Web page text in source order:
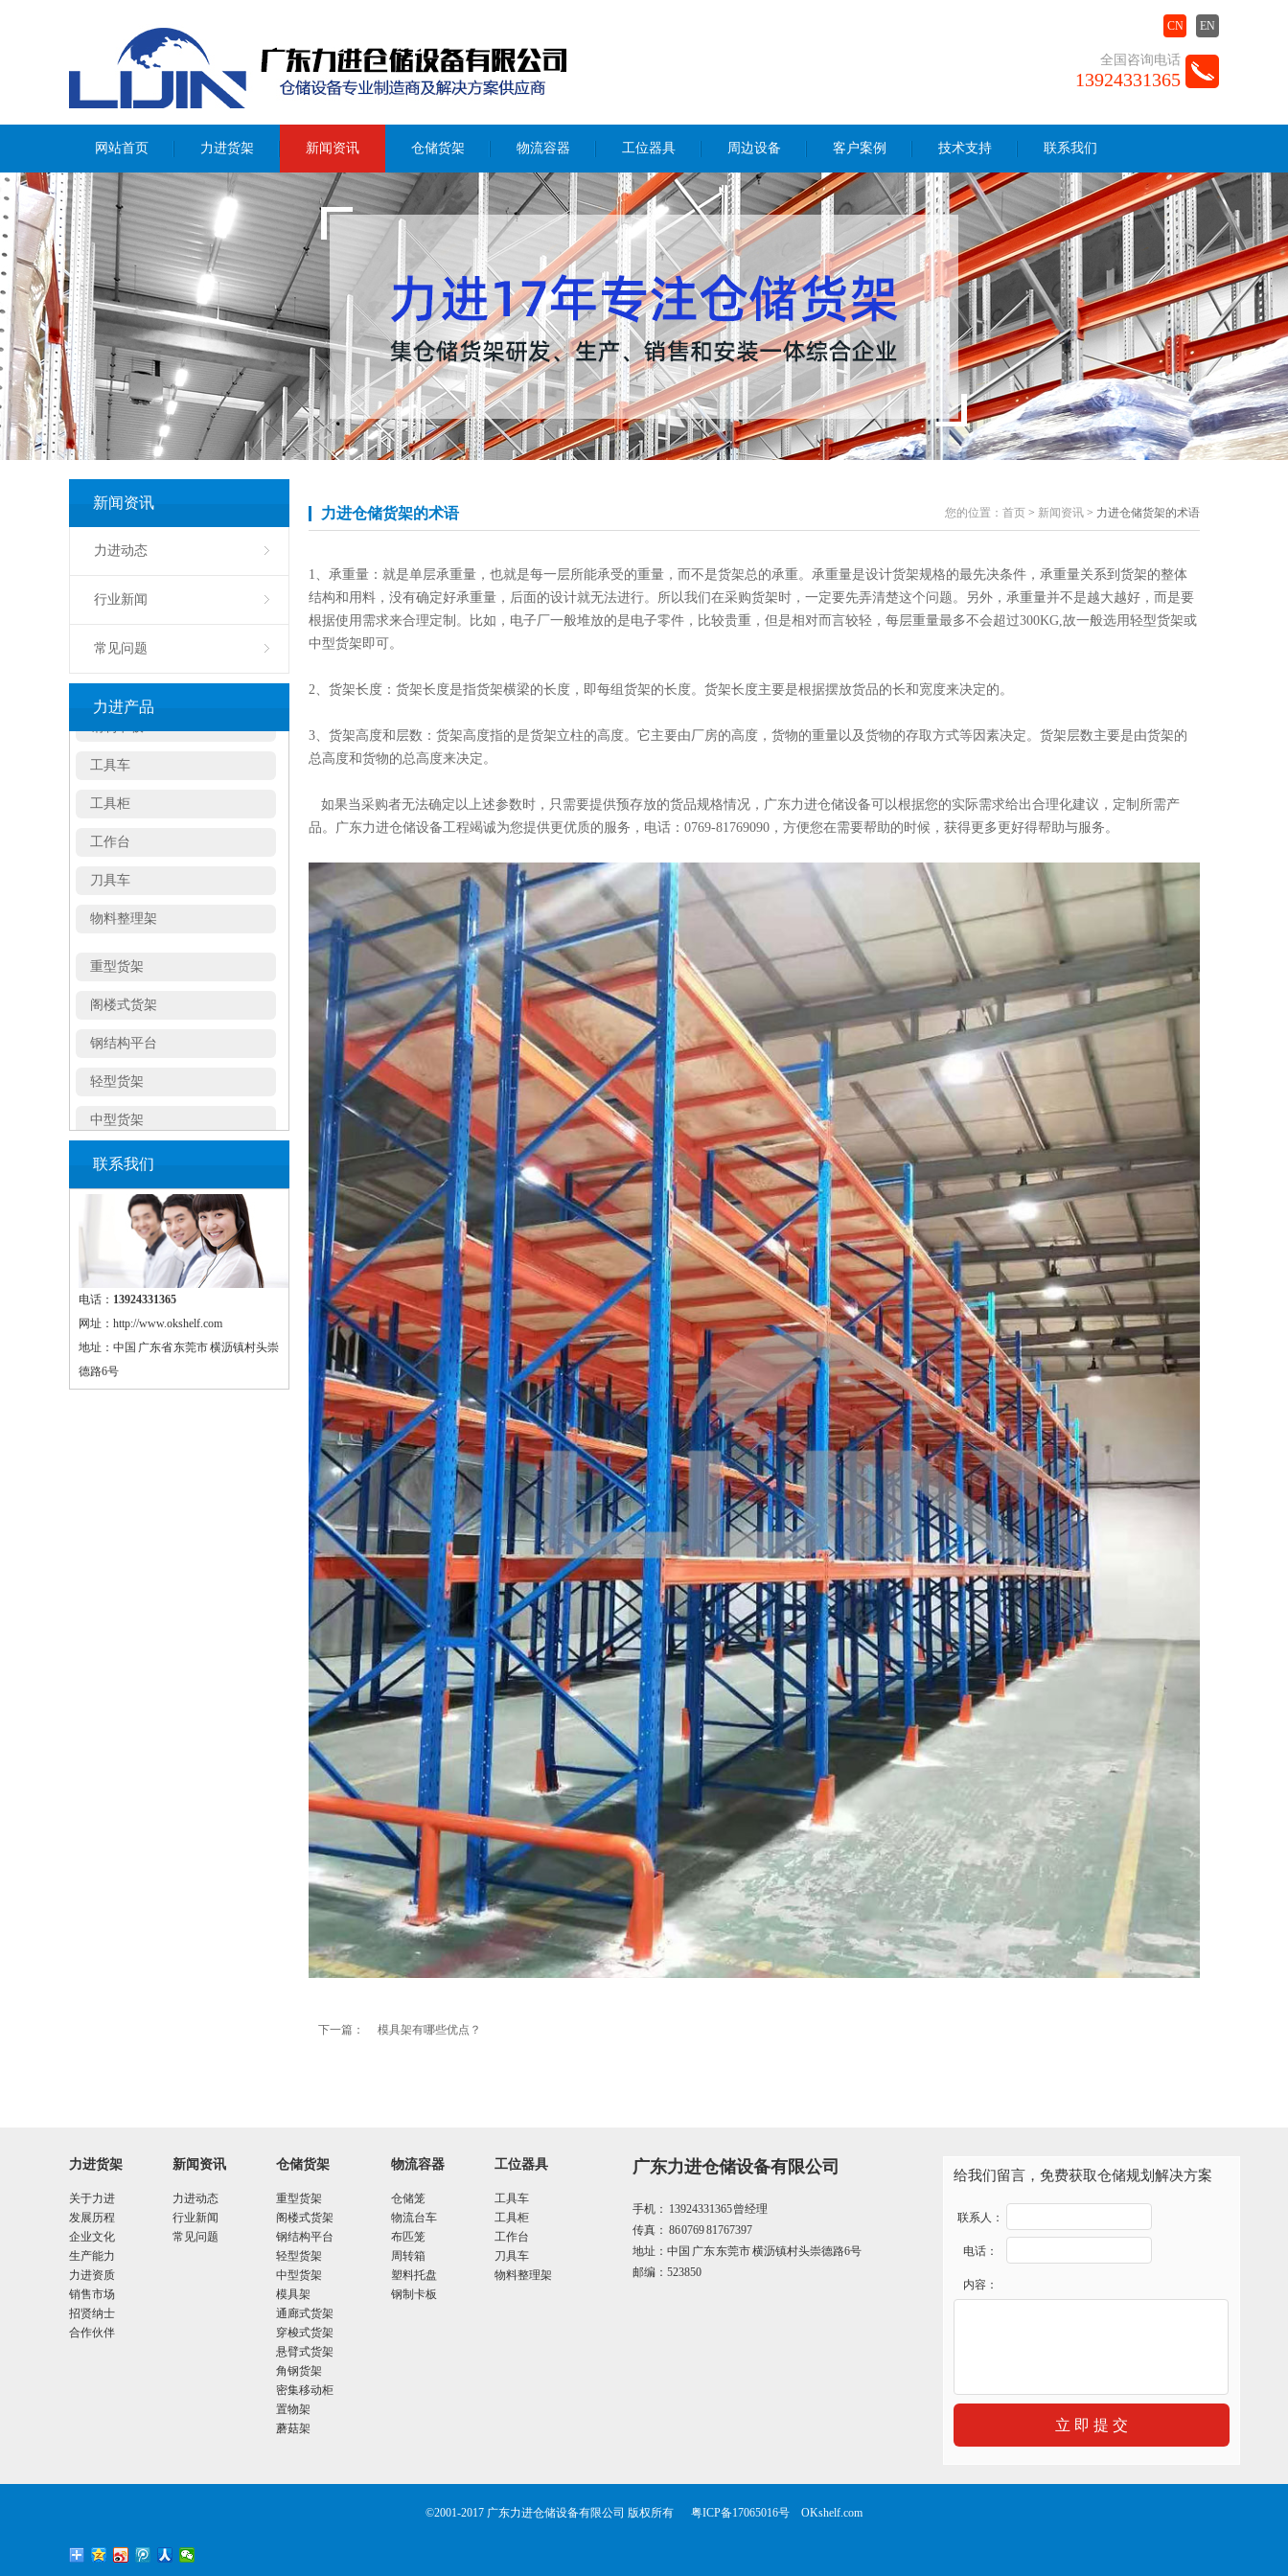
EN
CN
全国咨询电话
13924331365
网站首页 力进货架 新闻资讯 仓储货架 物流容器 工位器具 周边设备 客户案例 技术支持 联系我们
新闻资讯
力进动态
行业新闻
常见问题
力进产品
阁楼式货架
中型货架
模具架
通廊式货架
穿梭式货架
悬臂式货架
角钢货架
密集移动柜
置物架
仓储笼
物流台车
塑料托盘
钢制卡板
工具车
工具柜
工作台
刀具车
物料整理架
阁楼式货架
钢结构平台
轻型货架
中型货架
模具架
通廊式货架
穿梭式货架
悬臂式货架
密集移动柜
置物架
联系我们
电话： 13924331365
网址：http://www.okshelf.com
地址：中国 广东省 东莞市 横沥镇村头崇
德路6号
力进仓储货架的术语 您的位置： 首页 > 新闻资讯 > 力进仓储货架的术语
1、承重量：就是单层承重量，也就是每一层所能承受的重量，而不是货架总的承重。承重量是设计货架规格的最先决条件，承重量关系到货架的整体
结构和用料，没有确定好承重量，后面的设计就无法进行。所以我们在采购货架时，一定要先弄清楚这个问题。另外，承重量并不是越大越好，而是要
根据使用需求来合理定制。比如，电子厂一般堆放的是电子零件，比较贵重，但是相对而言较轻，每层重量最多不会超过300KG,故一般选用轻型货架或
中型货架即可。
2、货架长度：货架长度是指货架横梁的长度，即每组货架的长度。货架长度主要是根据摆放货品的长和宽度来决定的。
3、货架高度和层数：货架高度指的是货架立柱的高度。它主要由厂房的高度，货物的重量以及货物的存取方式等因素决定。货架层数主要是由货架的
总高度和货物的总高度来决定。
如果当采购者无法确定以上述参数时，只需要提供预存放的货品规格情况，广东力进仓储设备可以根据您的实际需求给出合理化建议，定制所需产
品。广东力进仓储设备工程竭诚为您提供更优质的服务，电话：0769-81769090，方便您在需要帮助的时候，获得更多更好得帮助与服务。
下一篇： 模具架有哪些优点？
力进货架
关于力进
发展历程
企业文化
生产能力
力进资质
销售市场
招贤纳士
合作伙伴
新闻资讯
力进动态
行业新闻
常见问题
仓储货架
重型货架
阁楼式货架
钢结构平台
轻型货架
中型货架
模具架
通廊式货架
穿梭式货架
悬臂式货架
角钢货架
密集移动柜
置物架
蘑菇架
物流容器
仓储笼
物流台车
布匹笼
周转箱
塑料托盘
钢制卡板
工位器具
工具车
工具柜
工作台
刀具车
物料整理架
广东力进仓储设备有限公司
手机： 13924331365 曾经理
传真： 86 0769 81767397
地址：中国 广东 东莞市 横沥镇村头崇德路6号
邮编：523850
给我们留言，免费获取仓储规划解决方案
联系人：
电话：
内容：
立 即 提 交
©2001-2017 广东力进仓储设备有限公司 版权所有 粤ICP备17065016号 OKshelf.com